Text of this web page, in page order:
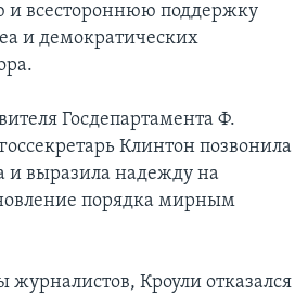
и всестороннюю поддержку
и демократических
Госдепартамента Ф.
Клинтон позвонила
и выразила надежду на
порядка мирным
журналистов, Кроули отказался